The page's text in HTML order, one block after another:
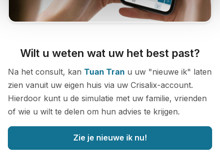
Wilt u weten wat uw het best past?
Na het consult, kan Tuan Tran u uw "nieuwe ik" laten
zien vanuit uw eigen huis via uw Crisalix-account.
Hierdoor kunt u de simulatie met uw familie, vrienden
of wie u wilt te delen om hun advies te krijgen.
Zie je nieuwe ik nu!